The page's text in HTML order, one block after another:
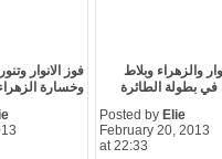
فوز الانوار
وخسارة
والزهراء وبلاط
في بطولة الطائرة
Posted by Elie
February 20, 2013
at 22:33